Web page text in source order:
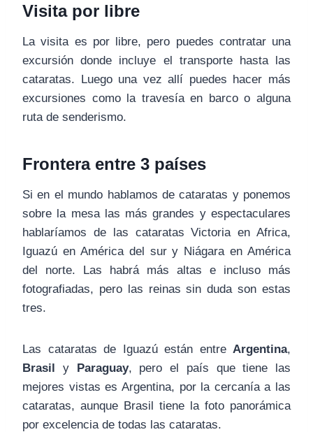
Visita por libre
La visita es por libre, pero puedes contratar una
excursión donde incluye el transporte hasta las
cataratas. Luego una vez allí puedes hacer más
excursiones como la travesía en barco o alguna
ruta de senderismo.
Frontera entre 3 países
Si en el mundo hablamos de cataratas y ponemos
sobre la mesa las más grandes y espectaculares
hablaríamos de las cataratas Victoria en Africa,
Iguazú en América del sur y Niágara en América
del norte. Las habrá más altas e incluso más
fotografiadas, pero las reinas sin duda son estas
tres.
Las cataratas de Iguazú están entre Argentina,
Brasil y Paraguay, pero el país que tiene las
mejores vistas es Argentina, por la cercanía a las
cataratas, aunque Brasil tiene la foto panorámica
por excelencia de todas las cataratas.